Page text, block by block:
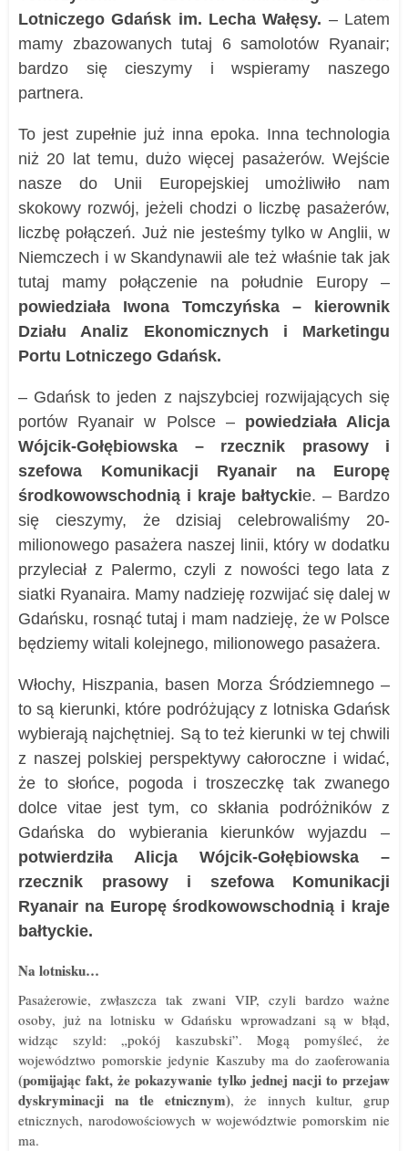
Lotniczego Gdańsk im. Lecha Wałęsy. – Latem
mamy zbazowanych tutaj 6 samolotów Ryanair;
bardzo się cieszymy i wspieramy naszego
partnera.
To jest zupełnie już inna epoka. Inna technologia
niż 20 lat temu, dużo więcej pasażerów. Wejście
nasze do Unii Europejskiej umożliwiło nam
skokowy rozwój, jeżeli chodzi o liczbę pasażerów,
liczbę połączeń. Już nie jesteśmy tylko w Anglii, w
Niemczech i w Skandynawii ale też właśnie tak jak
tutaj mamy połączenie na południe Europy –
powiedziała Iwona Tomczyńska – kierownik
Działu Analiz Ekonomicznych i Marketingu
Portu Lotniczego Gdańsk.
– Gdańsk to jeden z najszybciej rozwijających się
portów Ryanair w Polsce – powiedziała Alicja
Wójcik-Gołębiowska – rzecznik prasowy i
szefowa Komunikacji Ryanair na Europę
środkowowschodnią i kraje bałtyckie. – Bardzo
się cieszymy, że dzisiaj celebrowaliśmy 20-
milionowego pasażera naszej linii, który w dodatku
przyleciał z Palermo, czyli z nowości tego lata z
siatki Ryanaira. Mamy nadzieję rozwijać się dalej w
Gdańsku, rosnąć tutaj i mam nadzieję, że w Polsce
będziemy witali kolejnego, milionowego pasażera.
Włochy, Hiszpania, basen Morza Śródziemnego –
to są kierunki, które podróżujący z lotniska Gdańsk
wybierają najchętniej. Są to też kierunki w tej chwili
z naszej polskiej perspektywy całoroczne i widać,
że to słońce, pogoda i troszeczkę tak zwanego
dolce vitae jest tym, co skłania podróżników z
Gdańska do wybierania kierunków wyjazdu –
potwierdziła Alicja Wójcik-Gołębiowska –
rzecznik prasowy i szefowa Komunikacji
Ryanair na Europę środkowowschodnią i kraje
bałtyckie.
Na lotnisku…
Pasażerowie, zwłaszcza tak zwani VIP, czyli bardzo ważne
osoby, już na lotnisku w Gdańsku wprowadzani są w błąd,
widząc szyld: „pokój kaszubski”. Mogą pomyśleć, że
województwo pomorskie jedynie Kaszuby ma do zaoferowania
(pomijając fakt, że pokazywanie tylko jednej nacji to przejaw
dyskryminacji na tle etnicznym), że innych kultur, grup
etnicznych, narodowościowych w województwie pomorskim nie
ma.